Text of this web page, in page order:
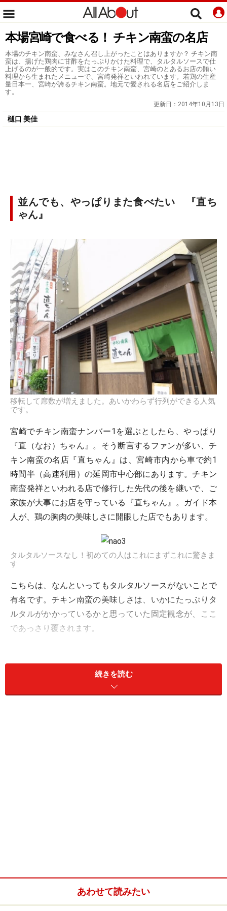
本場宮崎で食べる！ チキン南蛮の名店
本場のチキン南蛮、みなさん召し上がったことはありますか？ チキン南
蛮は、揚げた鶏肉に甘酢をたっぷりかけた料理で、タルタルソースで仕
上げるのが一般的です。実はこのチキン南蛮、宮崎のとあるお店の賄い
料理から生まれたメニューで、宮崎発祥といわれています。若鶏の生産
量日本一、宮崎が誇るチキン南蛮。地元で愛される名店をご紹介しま
す。
更新日： 2014年10月13日
樋口 美佳
並んでも、やっぱりまた食べたい 『直ち
ゃん』
移転して席数が増えました。あいかわらず行列ができる人気
です。
宮崎でチキン南蛮ナンバー1を選ぶとしたら、やっぱり
『直（なお）ちゃん』。そう断言するファンが多い、チ
キン南蛮の名店『直ちゃん』は、宮崎市内から車で約1
時間半（高速利用）の延岡市中心部にあります。チキン
南蛮発祥といわれる店で修行した先代の後を継いで、ご
家族が大事にお店を守っている『直ちゃん』。ガイド本
人が、鶏の胸肉の美味しさに開眼した店でもあります。
タルタルソースなし！初めての人はこれにまずこれに驚きま
す
こちらは、なんといってもタルタルソースがないことで
有名です。チキン南蛮の美味しさは、いかにたっぷりタ
ルタルがかかっているかと思っていた固定観念が、ここ
であっさり覆されます。
揚がった衣が付いています。甘酢がたっぷりかかっても
ふんわり軽い衣は、噛むとじゅわーっと旨味が広がって
気持ちよく完食できるお店
続きを読む
あわせて読みたい